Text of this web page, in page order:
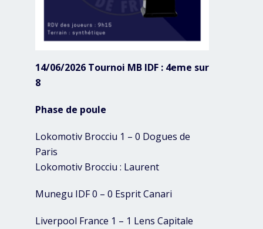
14/06/2026 Tournoi MB IDF : 4eme sur
8
Phase de poule
Lokomotiv Brocciu 1 – 0 Dogues de
Paris
Lokomotiv Brocciu : Laurent
Munegu IDF 0 – 0 Esprit Canari
Liverpool France 1 – 1 Lens Capitale